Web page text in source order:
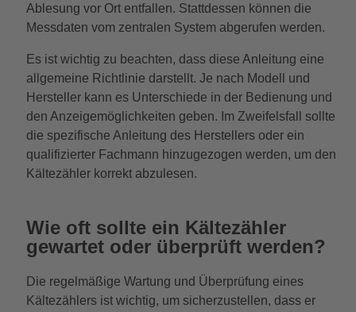
Ablesung vor Ort entfallen. Stattdessen können die
Messdaten vom zentralen System abgerufen werden.
Es ist wichtig zu beachten, dass diese Anleitung eine
allgemeine Richtlinie darstellt. Je nach Modell und
Hersteller kann es Unterschiede in der Bedienung und
den Anzeigemöglichkeiten geben. Im Zweifelsfall sollte
die spezifische Anleitung des Herstellers oder ein
qualifizierter Fachmann hinzugezogen werden, um den
Kältezähler korrekt abzulesen.
Wie oft sollte ein Kältezähler
gewartet oder überprüft werden?
Die regelmäßige Wartung und Überprüfung eines
Kältezählers ist wichtig, um sicherzustellen, dass er